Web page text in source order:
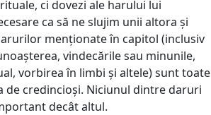
ci dovezi ale harului lui
ca să ne slujim unii altora și
menționate în capitol (inclusiv
vindecările sau minunile,
vorbirea în limbi și altele) sunt toate
credincioși. Niciunul dintre daruri
decât altul.